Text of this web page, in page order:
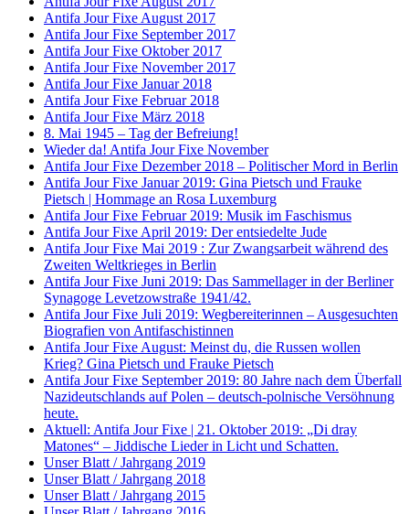
Antifa Jour Fixe August 2017
Antifa Jour Fixe September 2017
Antifa Jour Fixe Oktober 2017
Antifa Jour Fixe November 2017
Antifa Jour Fixe Januar 2018
Antifa Jour Fixe Februar 2018
Antifa Jour Fixe März 2018
8. Mai 1945 – Tag der Befreiung!
Wieder da! Antifa Jour Fixe November
Antifa Jour Fixe Dezember 2018 – Politischer Mord in Berlin
Antifa Jour Fixe Januar 2019: Gina Pietsch und Frauke
Pietsch | Hommage an Rosa Luxemburg
Antifa Jour Fixe Februar 2019: Musik im Faschismus
Antifa Jour Fixe April 2019: Der entsiedelte Jude
Antifa Jour Fixe Mai 2019 : Zur Zwangsarbeit während des
Zweiten Weltkrieges in Berlin
Antifa Jour Fixe Juni 2019: Das Sammellager in der Berliner
Synagoge Levetzowstraße 1941/42.
Antifa Jour Fixe Juli 2019: Wegbereiterinnen – Ausgesuchten
Biografien von Antifaschistinnen
Antifa Jour Fixe August: Meinst du, die Russen wollen
Krieg? Gina Pietsch und Frauke Pietsch
Antifa Jour Fixe September 2019: 80 Jahre nach dem Überfall
Nazideutschlands auf Polen – deutsch-polnische Versöhnung
heute.
Aktuell: Antifa Jour Fixe | 21. Oktober 2019: „Di dray
Matones“ – Jiddische Lieder in Licht und Schatten.
Unser Blatt / Jahrgang 2019
Unser Blatt / Jahrgang 2018
Unser Blatt / Jahrgang 2015